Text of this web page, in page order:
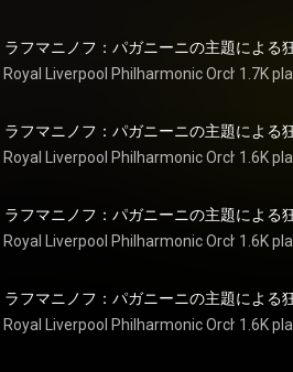
Royal Liverpool Philharmonic Orchestra,
1.7K
Royal Liverpool Philharmonic Orchestra,
1.6K
Royal Liverpool Philharmonic Orchestra,
1.6K
Royal Liverpool Philharmonic Orchestra,
1.6K